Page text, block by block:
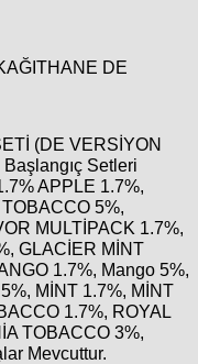
DE
(DE VERSİYON
Setleri
APPLE 1.7%,
5%,
MULTİPACK 1.7%,
GLACİER MİNT
1.7%, Mango 5%,
MİNT 1.7%, MİNT
1.7%, ROYAL
TOBACCO 3%,
Mevcuttur.